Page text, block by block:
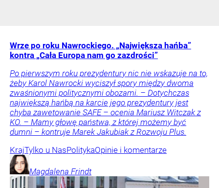
Wrze po roku Nawrockiego. „Największa hańba”
kontra „Cała Europa nam go zazdrości”
Po pierwszym roku prezydentury nic nie wskazuje na to,
żeby Karol Nawrocki wyciszył spory między dwoma
zwaśnionymi politycznymi obozami. – Dotychczas
największą hańbą na karcie jego prezydentury jest
chyba zawetowanie SAFE – ocenia Mariusz Witczak z
KO. – Mamy głowę państwa, z której możemy być
dumni – kontruje Marek Jakubiak z Rozwoju Plus.
KrajTylko u NasPolitykaOpinie i komentarze
Magdalena Frindt